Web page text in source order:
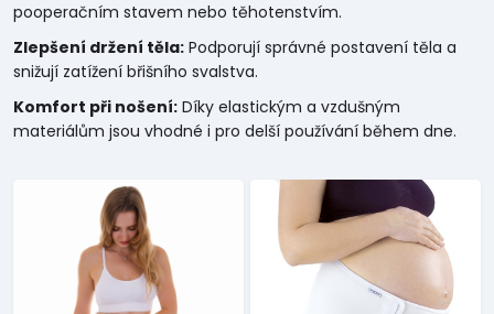
pooperačním stavem nebo těhotenstvím.
Zlepšení držení těla: Podporují správné postavení těla a
snižují zatížení břišního svalstva.
Komfort při nošení: Díky elastickým a vzdušným
materiálům jsou vhodné i pro delší používání během dne.